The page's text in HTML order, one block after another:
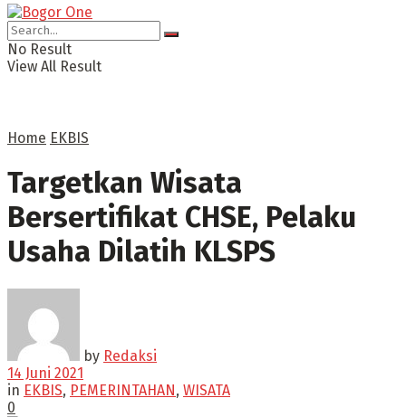
No Result
View All Result
Home EKBIS
Targetkan Wisata
Bersertifikat CHSE, Pelaku
Usaha Dilatih KLSPS
by Redaksi
14 Juni 2021
in EKBIS, PEMERINTAHAN, WISATA
0